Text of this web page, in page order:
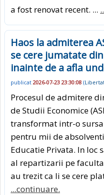
a fost renovat recent. ...
Haos la admiterea
se cere jumatate
inainte de a afla
publicat 2026-07-23 23:30:08 (
Procesul de admitere
de Studii Economice
transformat intr-o
pentru mii de
Educatie Privata. In loc
al repartizarii pe
au trezit ca li se cere
...continuare.